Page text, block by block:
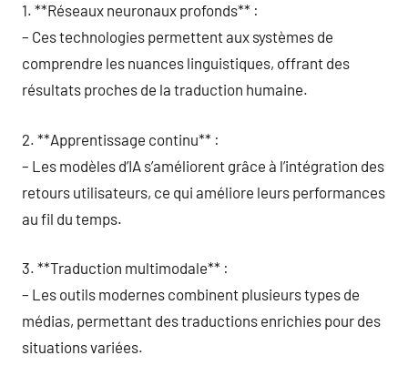
1. **Réseaux neuronaux profonds** :
– Ces technologies permettent aux systèmes de
comprendre les nuances linguistiques, offrant des
résultats proches de la traduction humaine.
2. **Apprentissage continu** :
– Les modèles d’IA s’améliorent grâce à l’intégration des
retours utilisateurs, ce qui améliore leurs performances
au fil du temps.
3. **Traduction multimodale** :
– Les outils modernes combinent plusieurs types de
médias, permettant des traductions enrichies pour des
situations variées.